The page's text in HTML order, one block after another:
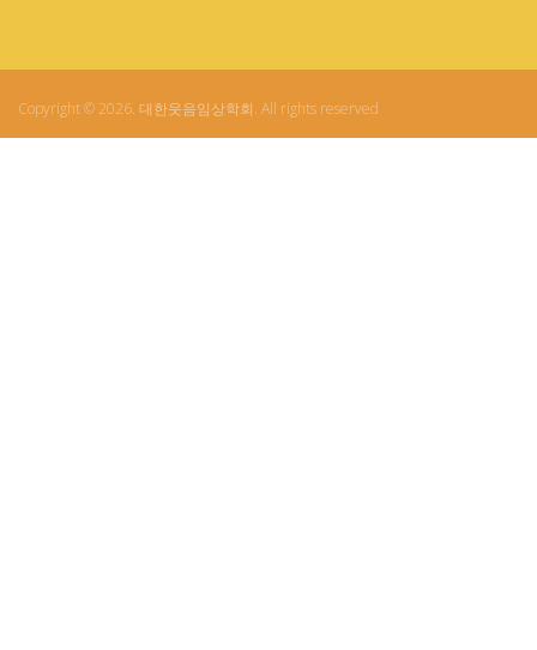
Copyright © 2026. 대한웃음임상학회. All rights reserved